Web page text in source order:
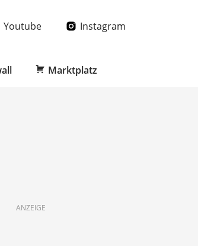
Youtube Instagram
Marktplatz
ANZEIGE